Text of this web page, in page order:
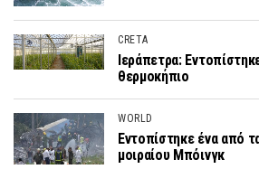
CRETA
Ιεράπετρα:
θερμοκήπιο
WORLD
Εντοπίστηκε ένα από
μοιραίου Μπόινγκ